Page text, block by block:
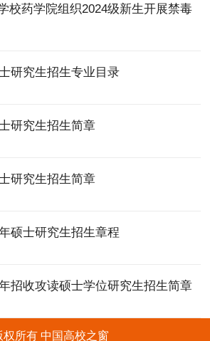
校药学院组织2024级新生开展禁毒
研究生招生专业目录
研究生招生简章
研究生招生简章
硕士研究生招生章程
招收攻读硕士学位研究生招生简章
权所有 中国高校之窗